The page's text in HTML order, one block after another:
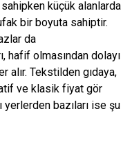
küçük alanlarda
bir boyuta sahiptir.
da
hafif olmasından dolayı
alır. Tekstilden gıdaya,
ve klasik fiyat gör
yerlerden bazıları ise şu